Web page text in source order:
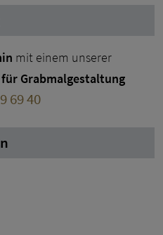
mit einem unserer
Grabmalgestaltung
69 40